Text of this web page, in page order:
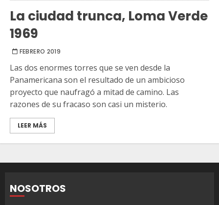
La ciudad trunca, Loma Verde
1969
FEBRERO 2019
Las dos enormes torres que se ven desde la
Panamericana son el resultado de un ambicioso
proyecto que naufragó a mitad de camino. Las
razones de su fracaso son casi un misterio.
LEER MÁS
NOSOTROS